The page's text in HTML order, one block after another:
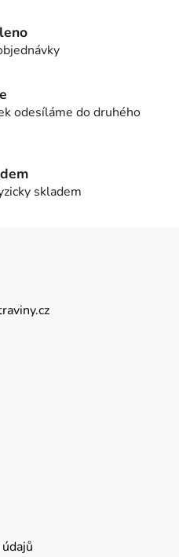
v
k
y
ý
p odesíláme do druhého
skladem